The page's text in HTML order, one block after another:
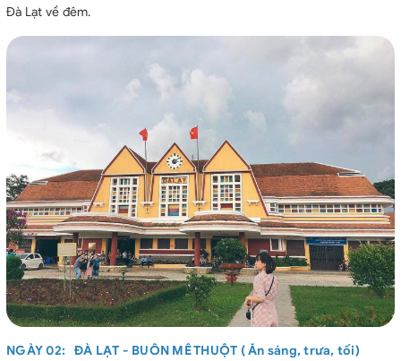
Đà Lạt về đêm.
NGÀY 02: ĐÀ LẠT - BUÔN MÊ THUỘT ( Ăn sáng, trưa, tối)